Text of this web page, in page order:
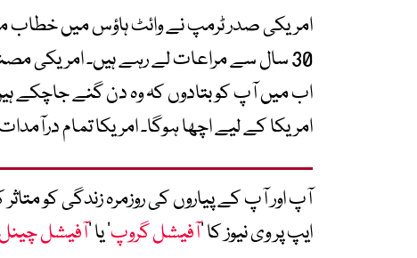
امریکی صدر ٹرمپ نے وائٹ ہاؤس میں خطاب
30 سال سے مراعات لے رہے ہیں۔ امریکی
اب میں آپ کو بتادوں کہ وہ دن گنے جاچکے
امریکا کے لیے اچھا ہوگا۔ امریکا تمام درآمدات پر 10 فیصد ٹیکس عائد
آپ اور آپ کے پیاروں کی روزمرہ زندگی کو
ایپ پر وی نیوز کا ’آفیشل گروپ‘ یا ’آفیشل